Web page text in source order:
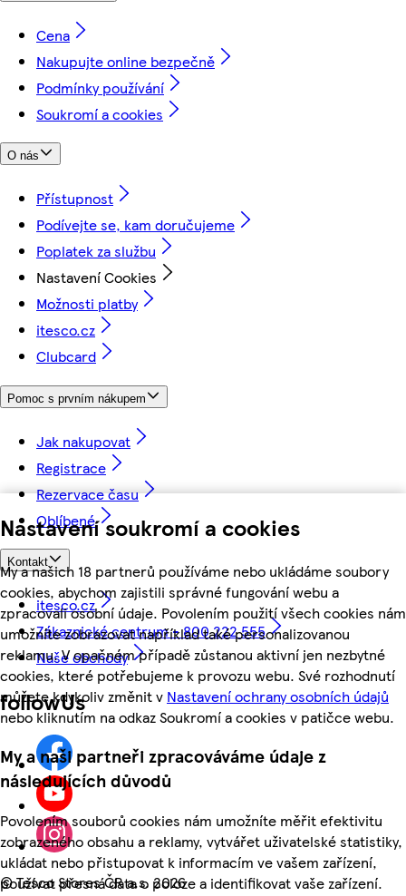
Nastavení soukromí a cookies
My a našich 18 partnerů používáme nebo ukládáme soubory
cookies, abychom zajistili správné fungování webu a
zpracovali osobní údaje. Povolením použití všech cookies nám
umožníte zobrazovat například také personalizovanou
reklamu. V opačném případě zůstanou aktivní jen nezbytné
cookies, které potřebujeme k provozu webu. Své rozhodnutí
můžete kdykoliv změnit v Nastavení ochrany osobních údajů
nebo kliknutím na odkaz Soukromí a cookies v patičce webu.
My a naši partneři zpracováváme údaje z
následujících důvodů
Povolením souborů cookies nám umožníte měřit efektivitu
zobrazeného obsahu a reklamy, vytvářet uživatelské statistiky,
ukládat nebo přistupovat k informacím ve vašem zařízení,
používat přesná data o poloze a identifikovat vaše zařízení.
Cena
Nakupujte online bezpečně
Podmínky používání
Soukromí a cookies
O nás
Přístupnost
Podívejte se, kam doručujeme
Poplatek za službu
Nastavení Cookies
Možnosti platby
itesco.cz
Clubcard
Pomoc s prvním nákupem
Jak nakupovat
Registrace
Rezervace času
Oblíbené
Kontakt
itesco.cz
Zákaznické centrum - 800 222 555
Naše obchody
followUs
©Tesco Stores ČR a.s. 2026